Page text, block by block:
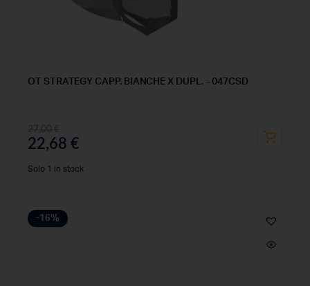
OT STRATEGY CAPP. BIANCHE X DUPL. – 047CSD
22,68 €
Solo 1 in stock
-16%